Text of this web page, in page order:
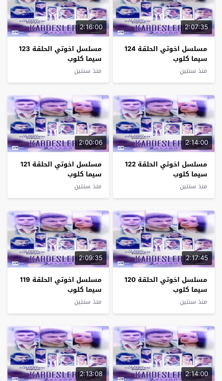
2:07:35
مسلسل اخوتي الحلقة 124
سيما كلوب
منذ سنتين
2:16:00
مسلسل اخوتي الحلقة 123
سيما كلوب
منذ سنتين
2:14:00
مسلسل اخوتي الحلقة 122
سيما كلوب
منذ سنتين
2:00:06
مسلسل اخوتي الحلقة 121
سيما كلوب
منذ سنتين
2:17:45
مسلسل اخوتي الحلقة 120
سيما كلوب
منذ سنتين
2:09:35
مسلسل اخوتي الحلقة 119
سيما كلوب
منذ سنتين
2:14:00
2:13:08